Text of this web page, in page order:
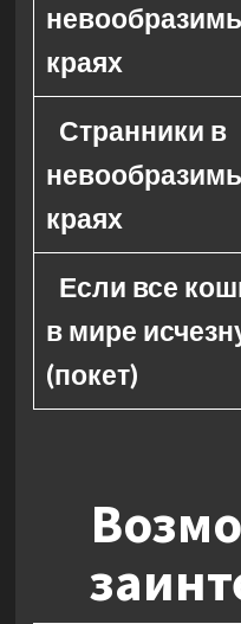
краях
Странники в
краях
Если все
в мире
(покет)